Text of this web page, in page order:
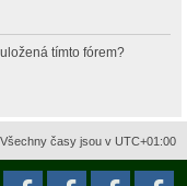
tímto fórem?
Všechny časy jsou v UTC+01:00